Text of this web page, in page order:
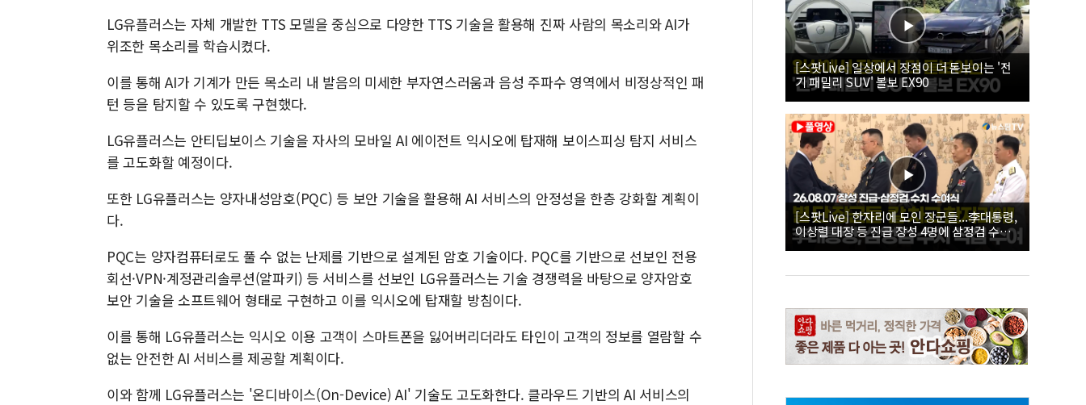
LG유플러스는 자체 개발한 TTS 모델을 중심으로 다양한 TTS 기술을 활용해 진짜 사람의 목소리와 AI가
위조한 목소리를 학습시켰다.
이를 통해 AI가 기계가 만든 목소리 내 발음의 미세한 부자연스러움과 음성 주파수 영역에서 비정상적인 패
턴 등을 탐지할 수 있도록 구현했다.
LG유플러스는 안티딥보이스 기술을 자사의 모바일 AI 에이전트 익시오에 탑재해 보이스피싱 탐지 서비스
를 고도화할 예정이다.
또한 LG유플러스는 양자내성암호(PQC) 등 보안 기술을 활용해 AI 서비스의 안정성을 한층 강화할 계획이
다.
PQC는 양자컴퓨터로도 풀 수 없는 난제를 기반으로 설계된 암호 기술이다. PQC를 기반으로 선보인 전용
회선·VPN·계정관리솔루션(알파키) 등 서비스를 선보인 LG유플러스는 기술 경쟁력을 바탕으로 양자암호
보안 기술을 소프트웨어 형태로 구현하고 이를 익시오에 탑재할 방침이다.
이를 통해 LG유플러스는 익시오 이용 고객이 스마트폰을 잃어버리더라도 타인이 고객의 정보를 열람할 수
없는 안전한 AI 서비스를 제공할 계획이다.
이와 함께 LG유플러스는 '온디바이스(On-Device) AI' 기술도 고도화한다. 클라우드 기반의 AI 서비스의
[스팟Live] 일상에서 장점이 더 돋보이는 '전
기 패밀리 SUV' 볼보 EX90
[스팟Live] 한자리에 모인 장군들...李대통령,
이상렬 대장 등 진급 장성 4명에 삼정검 수치
직접 수여｜26.08.07 장성 진급·삼정검 수치